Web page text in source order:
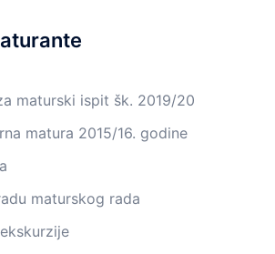
maturski ispit šk. 2019/20
matura 2015/16. godine
maturskog rada